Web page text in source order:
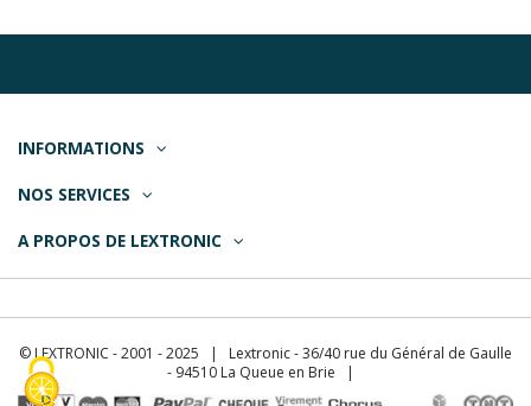
INFORMATIONS
NOS SERVICES
A PROPOS DE LEXTRONIC
© LEXTRONIC - 2001 - 2025 | Lextronic - 36/40 rue du Général de Gaulle
- 94510 La Queue en Brie |